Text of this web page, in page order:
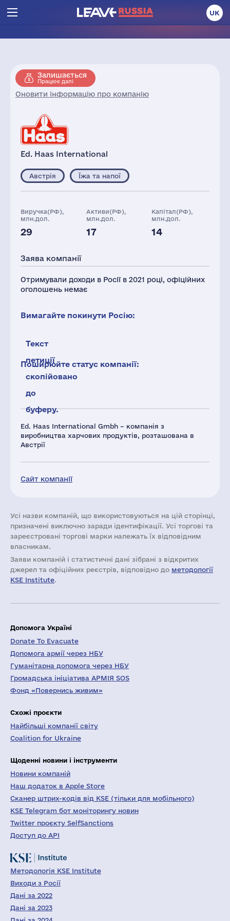
UK
Залишається
Працює далі
Оновити інформацію про компанію
Ed. Haas International
Ed. Haas International Gmbh – компанія з
виробництва харчових продуктів, розташована в
Австрії
Сайт компанії
Австрія Їжа та напої
Виручка(РФ),
млн.дол.
29
Активи(РФ),
млн.дол.
17
Капітал(РФ),
млн.дол.
14
144
Заява компанії
Отримували доходи в Росії в 2021 році, офіційних
оголошень немає
Вимагайте покинути Росію:
Текст
петиції
скопійовано
до
буферу.
Поширюйте статус компанії:
Усі назви компаній, що використовуються на цій сторінці,
призначені виключно заради ідентифікації. Усі торгові та
зареєстровані торгові марки належать їх відповідним
власникам.
Заяви компаній i статистичні дані зібрані з відкритих
джерел та офіційних реєстрів, відповідно до методології
KSE Institute.
Допомога Україні
Donate To Evacuate
Допомога армії через НБУ
Гуманітарна допомога через НБУ
Громадська ініціатива АРМІЯ SOS
Фонд «Повернись живим»
Схожі проєкти
Найбільші компанії світу
Coalition for Ukraine
Щоденні новини і інструменти
Новини компаній
Наш додаток в Apple Store
Сканер штрих-кодів від KSE (тільки для мобільного)
KSE Telegram бот моніторингу новин
Twitter проєкту SelfSanctions
Доступ до API
Методологія KSE Institute
Виходи з Росії
Дані за 2022
Дані за 2023